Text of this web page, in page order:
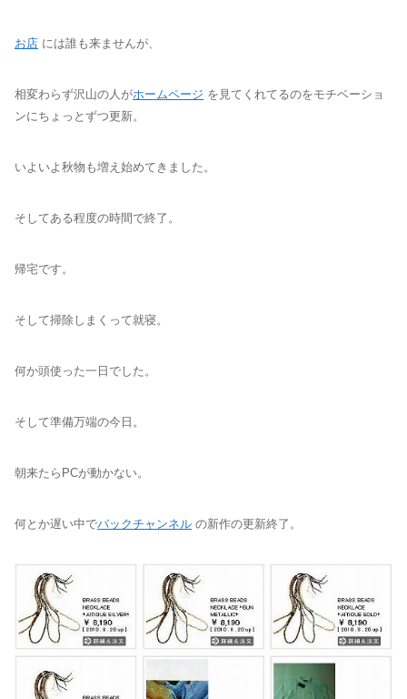
お店 には誰も来ませんが、
相変わらず沢山の人がホームページ を見てくれてるのをモチベーショ
ンにちょっとずつ更新。
いよいよ秋物も増え始めてきました。
そしてある程度の時間で終了。
帰宅です。
そして掃除しまくって就寝。
何か頭使った一日でした。
そして準備万端の今日。
朝来たらPCが動かない。
何とか遅い中でバックチャンネル の新作の更新終了。